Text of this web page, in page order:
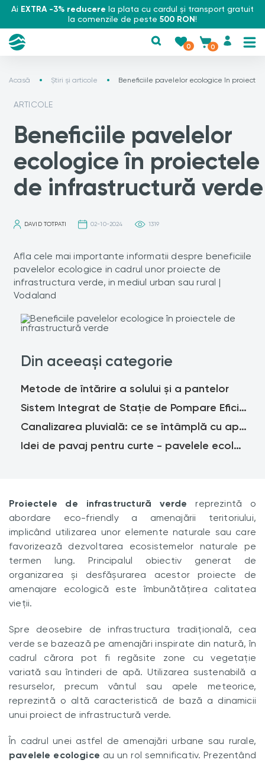
Ai EXTRA -3% reducere la plata cu cardul și transport gratuit
la comenzile de peste 500 RON!
0 0
Acasă Știri și articole Beneficiile pavelelor ecologice în
ARTICOLE
Beneficiile pavelelor
ecologice în proiectele
de infrastructură verde
DAVID TOTPATI 02-10-2024 1319
Afla cele mai importante informatii despre beneficiile
pavelelor ecologice in cadrul unor proiecte de
infrastructura verde, in mediul urban sau rural |
Vodaland
Din aceeași categorie
Metode de întărire a solului și a pantelor
Sistem Integrat de Stație de Pompare Eficient Energetic - Lansare la EXPO 2020 DUBAI
Canalizarea pluvială: ce se întâmplă cu apa de ploaie și cum se poate colecta?
Idei de pavaj pentru curte - pavelele ecologice
Proiectele de infrastructură verde reprezintă o
abordare eco-friendly a amenajării teritoriului,
implicând utilizarea unor elemente naturale sau care
favorizează dezvoltarea ecosistemelor naturale pe
termen lung. Principalul obiectiv generat de
organizarea și desfășurarea acestor proiecte de
amenajare ecologică este îmbunătățirea calitatea
vieții.
Spre deosebire de infrastructura tradițională, cea
verde se bazează pe amenajări inspirate din natură, în
cadrul cărora pot fi regăsite zone cu vegetație
variată sau întinderi de apă. Utilizarea sustenabilă a
resurselor, precum vântul sau apele meteorice,
reprezintă o altă caracteristică de bază a dinamicii
unui proiect de infrastructură verde.
În cadrul unei astfel de amenajări urbane sau rurale,
pavelele ecologice au un rol semnificativ. Prezentând